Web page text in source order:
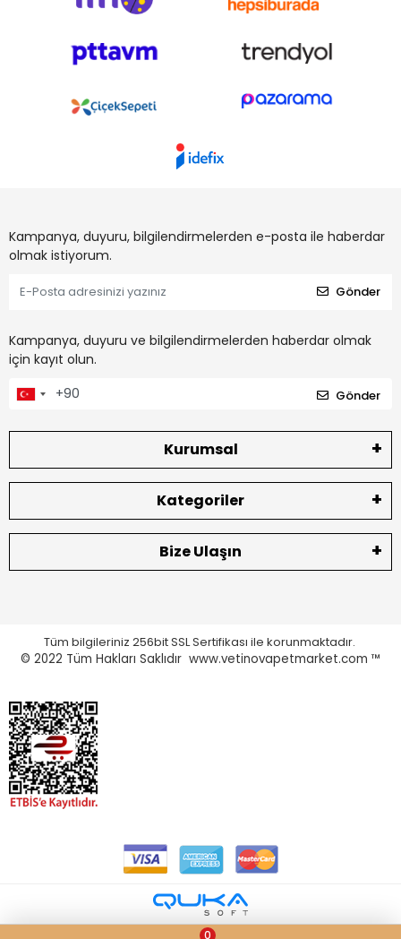
Kampanya, duyuru, bilgilendirmelerden e-posta ile haberdar
olmak istiyorum.
Gönder
Kampanya, duyuru ve bilgilendirmelerden haberdar olmak
için kayıt olun.
Gönder
Kurumsal
Kategoriler
Bize Ulaşın
Tüm bilgileriniz 256bit SSL Sertifikası ile korunmaktadır.
© 2022 Tüm Hakları Saklıdır www.vetinovapetmarket.com ™
0